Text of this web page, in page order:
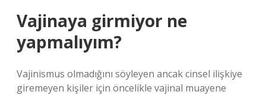
Vajinaya girmiyor ne
yapmalıyım?
Vajinismus olmadığını söyleyen ancak cinsel ilişkiye
giremeyen kişiler için öncelikle vajinal muayene